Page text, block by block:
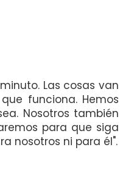
Las cosas van
funciona. Hemos
Nosotros también
para que siga
nosotros ni para él".